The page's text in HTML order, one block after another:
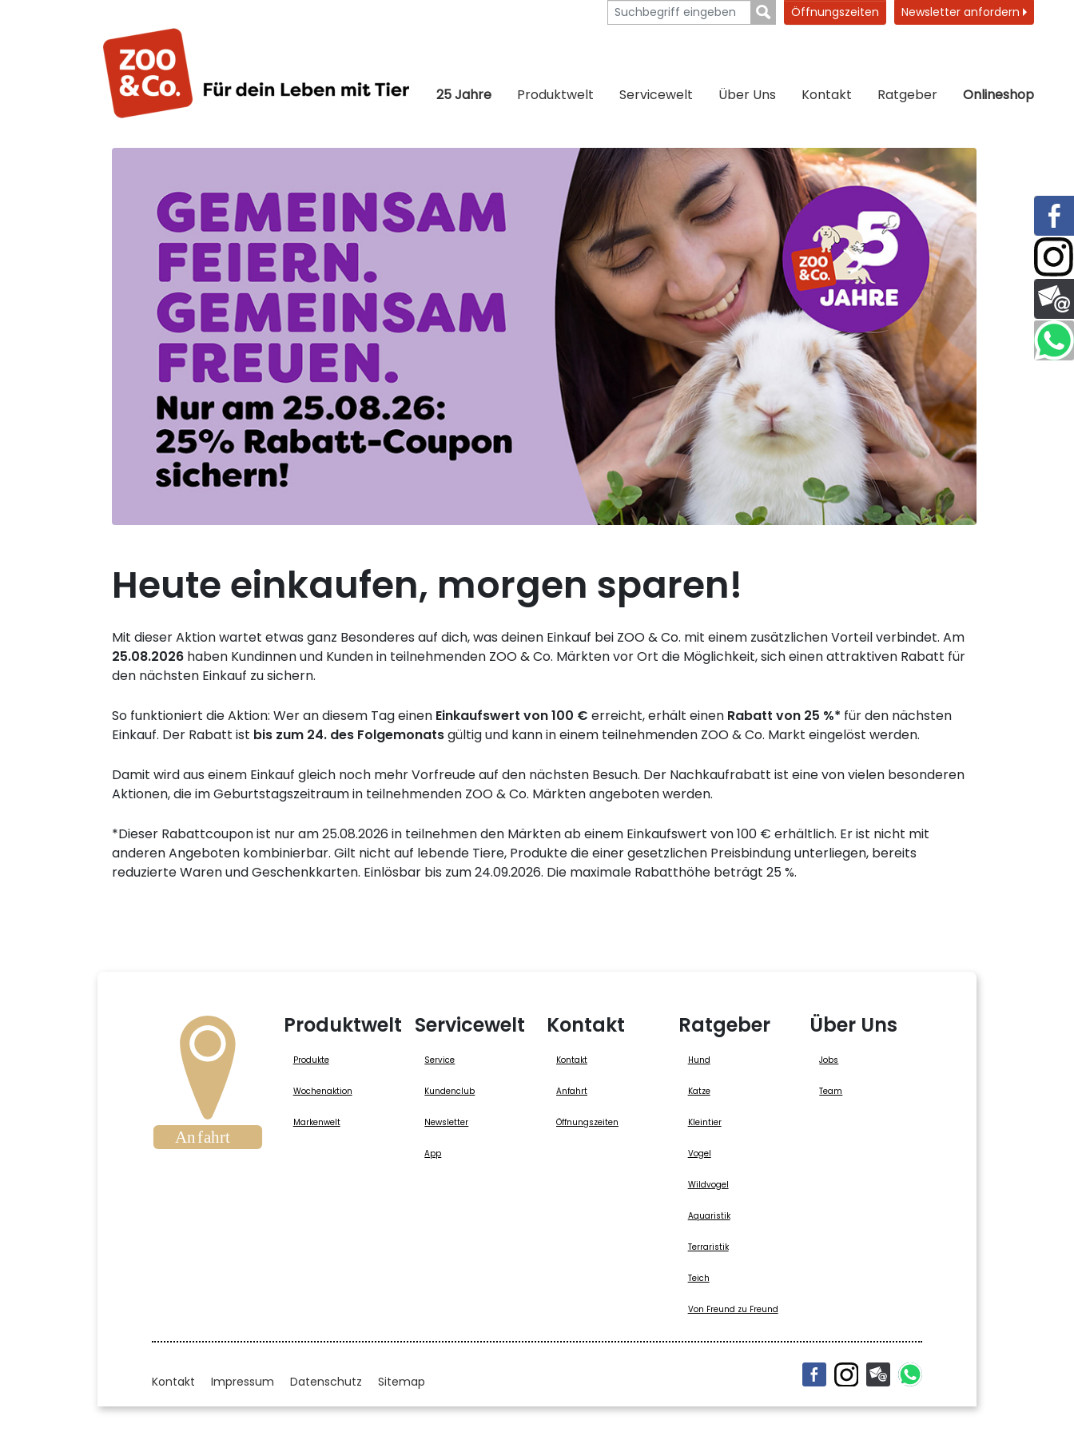
Öffnungszeiten Newsletter anfordern
25 Jahre Produktwelt Servicewelt Über Uns Kontakt Ratgeber Onlineshop
Heute einkaufen, morgen sparen!
Mit dieser Aktion wartet etwas ganz Besonderes auf dich, was deinen Einkauf bei ZOO & Co. mit einem zusätzlichen Vorteil verbindet. Am
25.08.2026 haben Kundinnen und Kunden in teilnehmenden ZOO & Co. Märkten vor Ort die Möglichkeit, sich einen attraktiven Rabatt für
den nächsten Einkauf zu sichern.
So funktioniert die Aktion: Wer an diesem Tag einen Einkaufswert von 100 € erreicht, erhält einen Rabatt von 25 %* für den nächsten
Einkauf. Der Rabatt ist bis zum 24. des Folgemonatsgültig und kann in einem teilnehmenden ZOO & Co. Markt eingelöst werden.
Damit wird aus einem Einkauf gleich noch mehr Vorfreude auf den nächsten Besuch. Der Nachkaufrabatt ist eine von vielen besonderen
Aktionen, die im Geburtstagszeitraum in teilnehmenden ZOO & Co. Märkten angeboten werden.
*Dieser Rabattcoupon ist nur am 25.08.2026 in teilnehmen den Märkten ab einem Einkaufswert von 100 € erhältlich. Er ist nicht mit
anderen Angeboten kombinierbar. Gilt nicht auf lebende Tiere, Produkte die einer gesetzlichen Preisbindung unterliegen, bereits
reduzierte Waren und Geschenkkarten. Einlösbar bis zum 24.09.2026. Die maximale Rabatthöhe beträgt 25 %.
Produktwelt
Produkte
Wochenaktion
Markenwelt
Servicewelt
Service
Kundenclub
Newsletter
App
Kontakt
Kontakt
Anfahrt
Öffnungszeiten
Ratgeber
Hund
Katze
Kleintier
Vogel
Wildvogel
Aquaristik
Terraristik
Teich
Von Freund zu Freund
Über Uns
Jobs
Team
Kontakt Impressum Datenschutz Sitemap